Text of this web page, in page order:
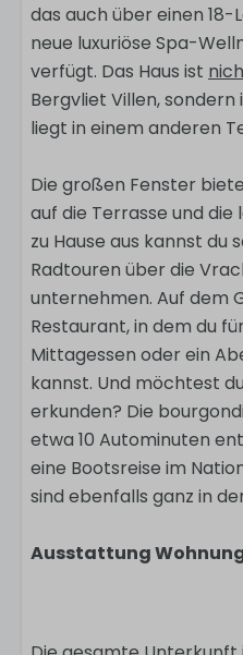
das auch über einen
neue luxuriöse Spa-
verfügt. Das Haus ist
Bergvliet Villen, sondern
liegt in einem anderen
Die großen Fenster
auf die Terrasse und die
zu Hause aus kannst du
Radtouren über die
unternehmen. Auf dem
Restaurant, in dem du
Mittagessen oder ein
kannst. Und möchtest
erkunden? Die
etwa 10 Autominuten
eine Bootsreise im
sind ebenfalls ganz in
Ausstattung